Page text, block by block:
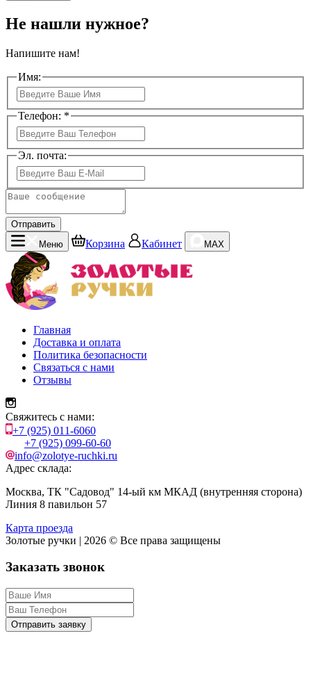
Не нашли нужное?
Напишите нам!
Имя:
Телефон: *
Эл. почта:
Отправить
Меню
Корзина Кабинет MAX
Главная
Доставка и оплата
Политика безопасности
Связаться с нами
Отзывы
Свяжитесь с нами:
+7 (925) 011-6060
+7 (925) 099-60-60
info@zolotye-ruchki.ru
Адрес склада:
Москва, ТК "Садовод" 14-ый км МКАД (внутренняя сторона)
Линия 8 павильон 57
Карта проезда
Золотые ручки | 2026 © Все права защищены
Заказать звонок
Отправить заявку